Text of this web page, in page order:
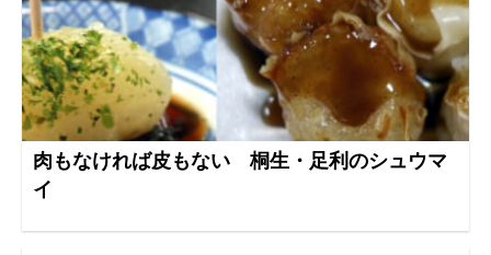
肉もなければ皮もない 桐生・足利のシュウマ
イ